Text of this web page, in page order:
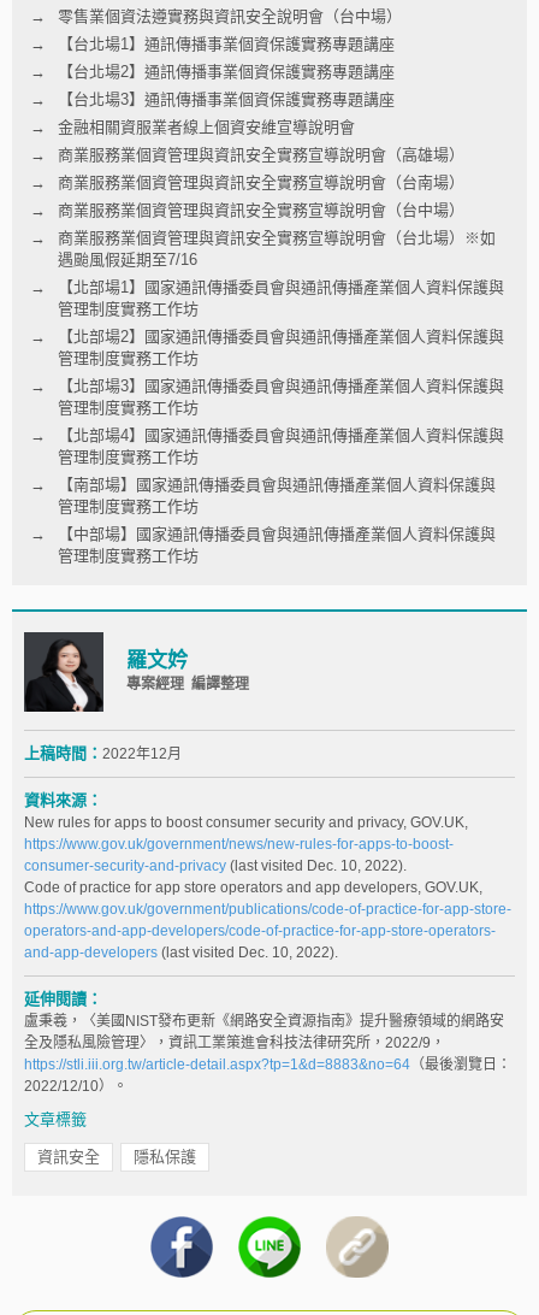
零售業個資法遵實務與資訊安全說明會（台中場）
【台北場1】通訊傳播事業個資保護實務專題講座
【台北場2】通訊傳播事業個資保護實務專題講座
【台北場3】通訊傳播事業個資保護實務專題講座
金融相關資服業者線上個資安維宣導說明會
商業服務業個資管理與資訊安全實務宣導說明會（高雄場）
商業服務業個資管理與資訊安全實務宣導說明會（台南場）
商業服務業個資管理與資訊安全實務宣導說明會（台中場）
商業服務業個資管理與資訊安全實務宣導說明會（台北場）※如
遇颱風假延期至7/16
【北部場1】國家通訊傳播委員會與通訊傳播產業個人資料保護與
管理制度實務工作坊
【北部場2】國家通訊傳播委員會與通訊傳播產業個人資料保護與
管理制度實務工作坊
【北部場3】國家通訊傳播委員會與通訊傳播產業個人資料保護與
管理制度實務工作坊
【北部場4】國家通訊傳播委員會與通訊傳播產業個人資料保護與
管理制度實務工作坊
【南部場】國家通訊傳播委員會與通訊傳播產業個人資料保護與
管理制度實務工作坊
【中部場】國家通訊傳播委員會與通訊傳播產業個人資料保護與
管理制度實務工作坊
羅文妗
專案經理 編譯整理
上稿時間： 2022年12月
資料來源：
New rules for apps to boost consumer security and privacy, GOV.UK,
https://www.gov.uk/government/news/new-rules-for-apps-to-boost-
consumer-security-and-privacy (last visited Dec. 10, 2022).
Code of practice for app store operators and app developers, GOV.UK,
https://www.gov.uk/government/publications/code-of-practice-for-app-store-
operators-and-app-developers/code-of-practice-for-app-store-operators-
and-app-developers (last visited Dec. 10, 2022).
延伸閱讀：
盧秉羲，〈美國NIST發布更新《網路安全資源指南》提升醫療領域的網路安
全及隱私風險管理〉，資訊工業策進會科技法律研究所，2022/9，
https://stli.iii.org.tw/article-detail.aspx?tp=1&d=8883&no=64 （最後瀏覽日：
2022/12/10）。
文章標籤
資訊安全 隱私保護